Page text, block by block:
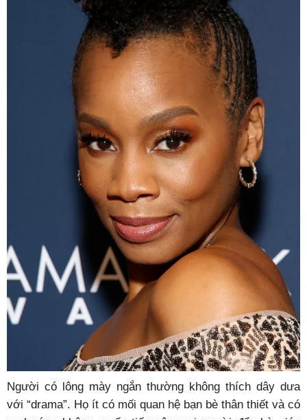
Người có lông mày ngắn thường không thích dây dưa
với “drama”. Họ ít có mối quan hệ bạn bè thân thiết và có